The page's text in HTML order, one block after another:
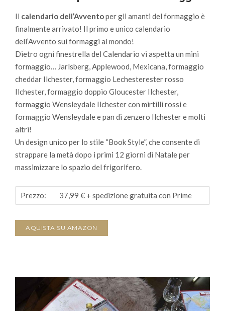
Il calendario dell’Avventoper gli amanti del formaggio è
finalmente arrivato! Il primo e unico calendario
dell’Avvento sui formaggi al mondo!
Dietro ogni finestrella del Calendario vi aspetta un mini
formaggio… Jarlsberg, Applewood, Mexicana, formaggio
cheddar Ilchester, formaggio Lechesterester rosso
Ilchester, formaggio doppio Gloucester Ilchester,
formaggio Wensleydale Ilchester con mirtilli rossi e
formaggio Wensleydale e pan di zenzero Ilchestere molti
altri!
Un design unico per lo stile “Book Style”, che consente di
strappare la metà dopo i primi 12 giorni di Natale per
massimizzare lo spazio del frigorifero.
Prezzo: 37,99 € + spedizione gratuita con Prime
AQUISTA SU AMAZON